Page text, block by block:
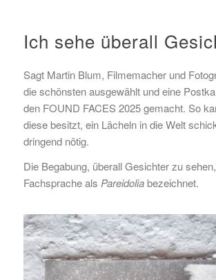
Ich sehe überall
Sagt Martin Blum, Filmemacher und
die schönsten ausgewählt und eine
den FOUND FACES 2025 gemacht. So
diese besitzt, ein Lächeln in die Welt
dringend nötig.
Die Begabung, überall Gesichter zu
Fachsprache als Pareidoliabezeichnet.